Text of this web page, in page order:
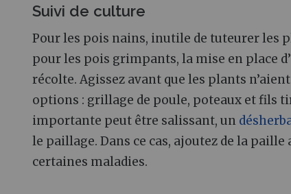
Suivi de culture
Pour les pois nains, inutile de tuteurer les
pour les pois grimpants, la mise en place
récolte. Agissez avant que les plants
options : grillage de poule, poteaux et fils
importante peut être salissant, un
le paillage. Dans ce cas, ajoutez de la
certaines maladies.